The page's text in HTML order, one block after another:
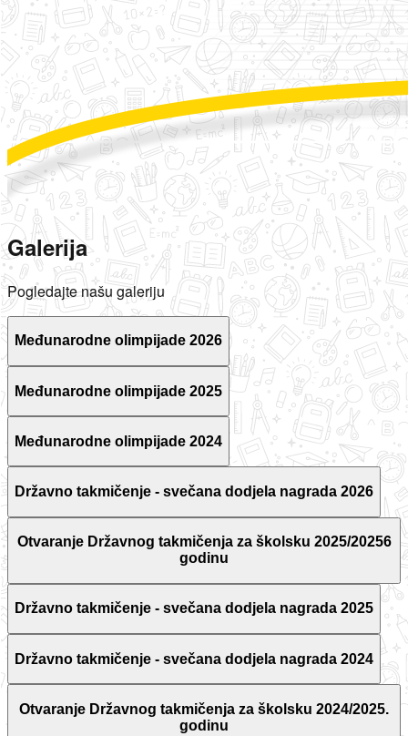
Galerija
Pogledajte našu galeriju
Međunarodne olimpijade 2026
Međunarodne olimpijade 2025
Međunarodne olimpijade 2024
Državno takmičenje - svečana dodjela nagrada 2026
Otvaranje Državnog takmičenja za školsku 2025/20256
godinu
Državno takmičenje - svečana dodjela nagrada 2025
Državno takmičenje - svečana dodjela nagrada 2024
Otvaranje Državnog takmičenja za školsku 2024/2025.
godinu